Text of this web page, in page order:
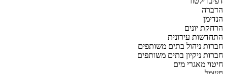
הדברה
הנדימן
הרחקת יונים
התחדשות עירונית
חברות ניהול בתים משותפים
חברות ניקיון בתים משותפים
חיטוי מאגרי מים